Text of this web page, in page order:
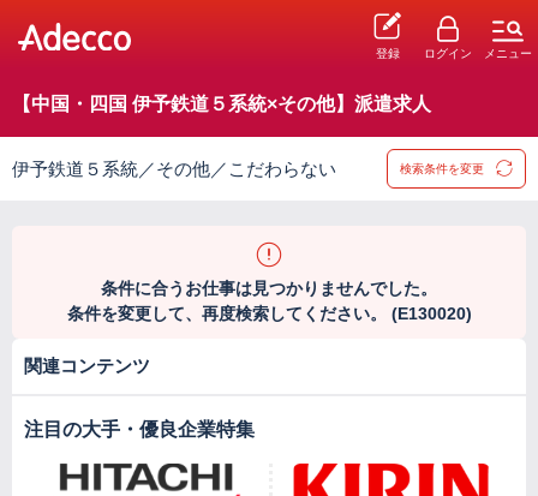
登録 ログイン メニュー
【中国・四国 伊予鉄道５系統×その他】派遣求人
伊予鉄道５系統／その他／こだわらない 検索条件を変更
条件に合うお仕事は見つかりませんでした。
条件を変更して、再度検索してください。 (E130020)
関連コンテンツ
注目の大手・優良企業特集